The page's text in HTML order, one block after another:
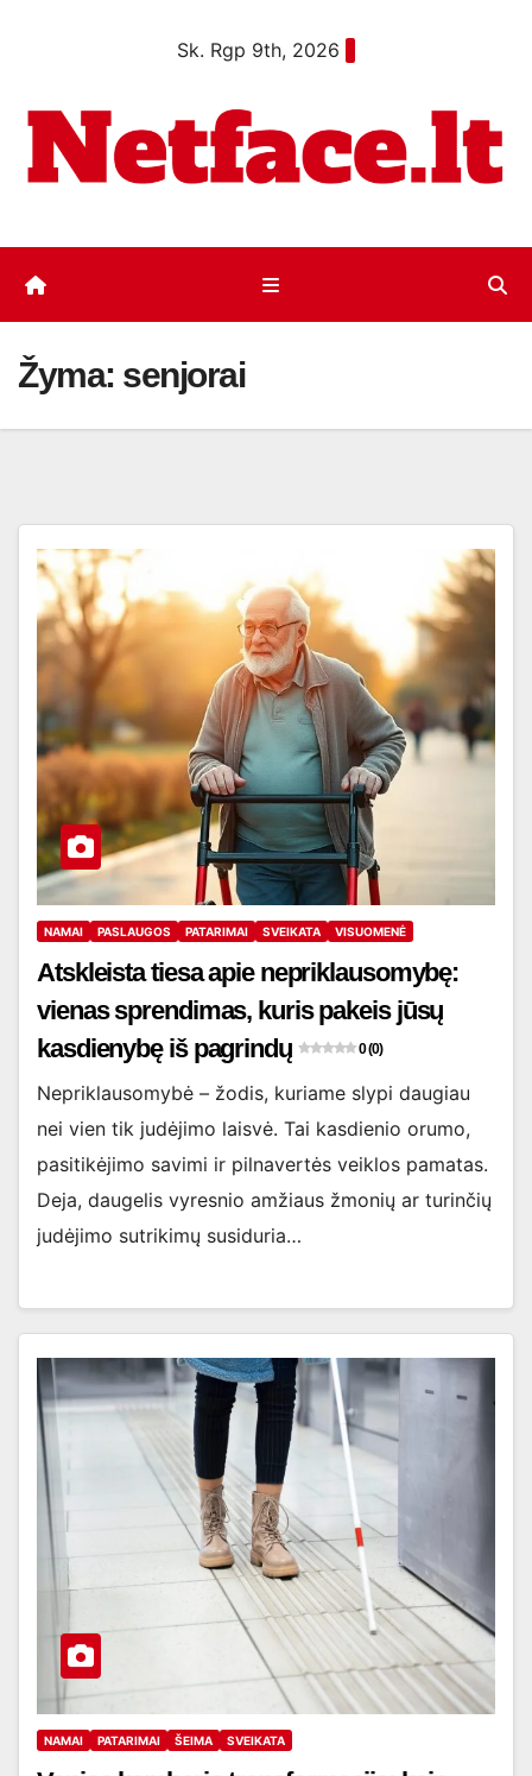
Sk. Rgp 9th, 2026
Žyma: senjorai
NAMAI PASLAUGOS PATARIMAI SVEIKATA VISUOMENĖ
Atskleista tiesa apie nepriklausomybę:
vienas sprendimas, kuris pakeis jūsų
kasdienybę iš pagrindų
0 (0)
Nepriklausomybė – žodis, kuriame slypi daugiau
nei vien tik judėjimo laisvė. Tai kasdienio orumo,
pasitikėjimo savimi ir pilnavertės veiklos pamatas.
Deja, daugelis vyresnio amžiaus žmonių ar turinčių
judėjimo sutrikimų susiduria…
NAMAI PATARIMAI ŠEIMA SVEIKATA